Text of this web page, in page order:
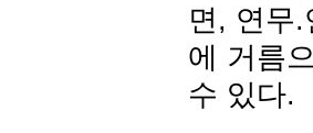
면, 연무
에 거름
수 있다.